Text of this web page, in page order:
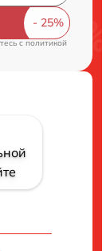
c политикой